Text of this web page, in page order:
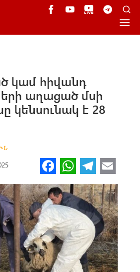
կամ հիվանդ
աղացած մսի
կենսունակ է 28
Fa
ce
b
o
o
k
W
h
at
s
A
p
p
Te
le
gr
a
m
m
ail